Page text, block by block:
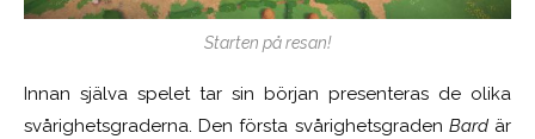
Starten på resan!
Innan själva spelet tar sin början presenteras de olika
svårighetsgraderna. Den första svårighetsgraden Bardär